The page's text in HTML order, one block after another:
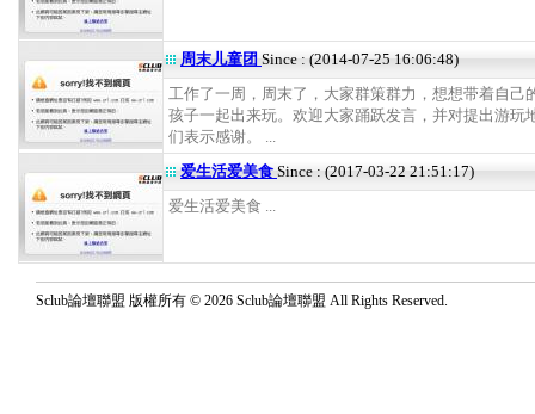
周末儿童团 Since : (2014-07-25 16:06:48)
工作了一周，周末了，大家群策群力，想想带着自己
孩子一起出来玩。欢迎大家踊跃发言，并对提出游玩
们表示感谢。 ...
爱生活爱美食 Since : (2017-03-22 21:51:17)
爱生活爱美食 ...
Sclub論壇聯盟 版權所有 © 2026 Sclub論壇聯盟 All Rights Reserved.